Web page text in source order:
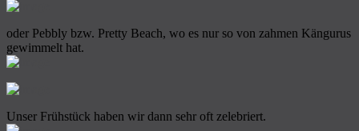
oder Pebbly bzw. Pretty Beach, wo es nur so von zahmen Kängurus
gewimmelt hat.
Unser Frühstück haben wir dann sehr oft zelebriert.